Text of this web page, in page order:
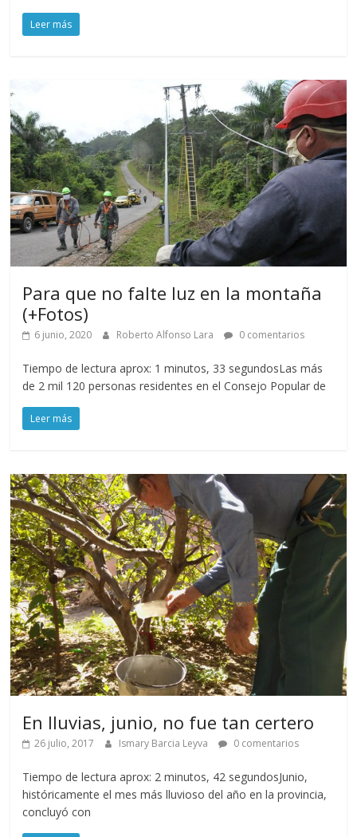
Leer más
Para que no falte luz en la montaña
(+Fotos)
6 junio, 2020 Roberto Alfonso Lara 0 comentarios
Tiempo de lectura aprox: 1 minutos, 33 segundosLas más
de 2 mil 120 personas residentes en el Consejo Popular de
Leer más
En lluvias, junio, no fue tan certero
26 julio, 2017 Ismary Barcia Leyva 0 comentarios
Tiempo de lectura aprox: 2 minutos, 42 segundosJunio,
históricamente el mes más lluvioso del año en la provincia,
concluyó con